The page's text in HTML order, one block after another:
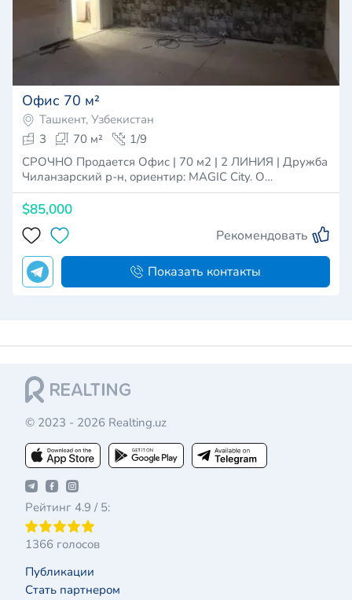
Офис 70 м²
Ташкент, Узбекистан
3
70 м²
1/9
СРОЧНО Продается Офис | 70 м2 | 2 ЛИНИЯ | Дружба
Чиланзарский р-н, ориентир: MAGIC City. О…
$85,000
Рекомендовать
Показать контакты
© 2023 - 2026 Realting.uz
Рейтинг 4.9 / 5:
1366 голосов
Публикации
Стать партнером